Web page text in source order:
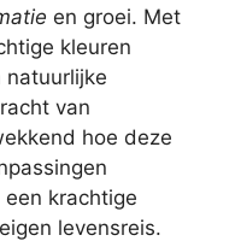
en groei. Met
kleuren
natuurlijke
van
hoe deze
krachtige
levensreis.